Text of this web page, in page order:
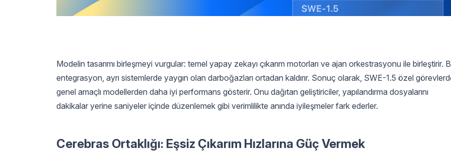
Modelin tasarımı birleşmeyi vurgular: temel yapay zekayı çıkarım motorları ve ajan orkestrasyonu ile birleştirir.
entegrasyon, ayrı sistemlerde yaygın olan darboğazları ortadan kaldırır. Sonuç olarak, SWE-1.5 özel
genel amaçlı modellerden daha iyi performans gösterir. Onu dağıtan geliştiriciler, yapılandırma dosyalarını
dakikalar yerine saniyeler içinde düzenlemek gibi verimlilikte anında iyileşmeler fark ederler.
Cerebras Ortaklığı: Eşsiz Çıkarım Hızlarına Güç Vermek